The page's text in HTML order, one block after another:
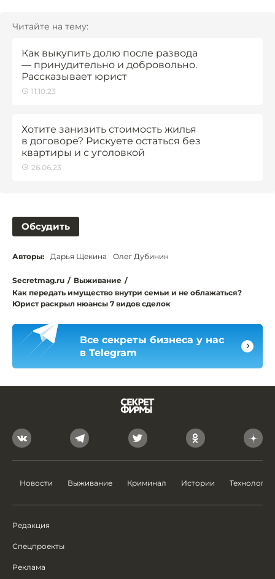
Читайте на тему:
Как выкупить долю после развода
— принудительно и добровольно.
Рассказывает юрист
11.10.23
Хотите занизить стоимость жилья
в договоре? Рискуете остаться без
квартиры и с уголовкой
26.06.23
Обсудить
Авторы: Дарья Щекина Олег Дубинин
Secretmag.ru / Выживание /
Как передать имущество внутри семьи и не облажаться?
Юрист раскрыл нюансы 7 видов сделок
Все секреты бизнеса у нас
в Telegram
Новости Выживание Криминал Истории Технологии
Редакция
Спецпроекты
Реклама